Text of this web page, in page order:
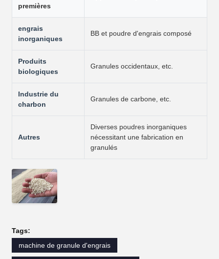
premières
engrais
inorganiques
BB et poudre d'engrais composé
Produits
biologiques
Granules occidentaux, etc.
Industrie du
charbon
Granules de carbone, etc.
Autres
Diverses poudres inorganiques
nécessitant une fabrication en
granulés
Tags:
machine de granule d'engrais